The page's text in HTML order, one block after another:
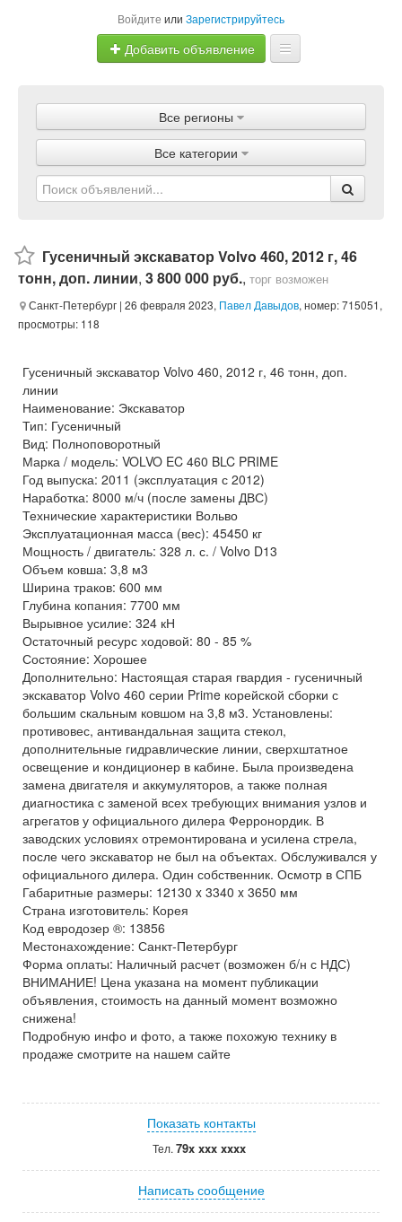
Войдите или Зарегистрируйтесь
Добавить объявление
Объявления
Магазины
Услуги
Все регионы
Все категории
Гусеничный экскаватор Volvo 460, 2012 г, 46
тонн, доп. линии, 3 800 000 руб., торг возможен
Санкт-Петербург | 26 февраля 2023, Павел Давыдов, номер: 715051,
просмотры: 118
Гусеничный экскаватор Volvo 460, 2012 г, 46 тонн, доп.
линии
Наименование: Экскаватор
Тип: Гусеничный
Вид: Полноповоротный
Марка / модель: VOLVO EC 460 BLC PRIME
Год выпуска: 2011 (эксплуатация с 2012)
Наработка: 8000 м/ч (после замены ДВС)
Технические характеристики Вольво
Эксплуатационная масса (вес): 45450 кг
Мощность / двигатель: 328 л. с. / Volvo D13
Объем ковша: 3,8 м3
Ширина траков: 600 мм
Глубина копания: 7700 мм
Вырывное усилие: 324 кН
Остаточный ресурс ходовой: 80 - 85 %
Состояние: Хорошее
Дополнительно: Настоящая старая гвардия - гусеничный
экскаватор Volvo 460 серии Prime корейской сборки с
большим скальным ковшом на 3,8 м3. Установлены:
противовес, антивандальная защита стекол,
дополнительные гидравлические линии, сверхштатное
освещение и кондиционер в кабине. Была произведена
замена двигателя и аккумуляторов, а также полная
диагностика с заменой всех требующих внимания узлов и
агрегатов у официального дилера Ферронордик. В
заводских условиях отремонтирована и усилена стрела,
после чего экскаватор не был на объектах. Обслуживался у
официального дилера. Один собственник. Осмотр в СПБ
Габаритные размеры: 12130 x 3340 x 3650 мм
Страна изготовитель: Корея
Код евродозер ®: 13856
Местонахождение: Санкт-Петербург
Форма оплаты: Наличный расчет (возможен б/н с НДС)
ВНИМАНИЕ! Цена указана на момент публикации
объявления, стоимость на данный момент возможно
снижена!
Подробную инфо и фото, а также похожую технику в
продаже смотрите на нашем сайте
Показать контакты
Тел. 79x xxx xxxx
Написать сообщение